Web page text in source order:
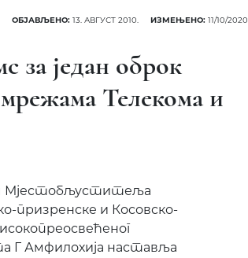
ОБЈАВЉЕНО: 13. АВГУСТ 2010. ИЗМЕЊЕНО: 11/10/2020
за један оброк
Телекома и
Мјестобљуститеља
призренске и Косовско-
Г Амфилохија наставља